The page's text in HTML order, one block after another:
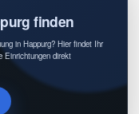
finden
in Happurg? Hier findet Ihr
Einrichtungen direkt